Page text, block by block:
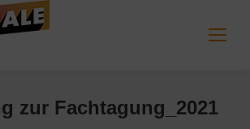
zur Fachtagung_2021